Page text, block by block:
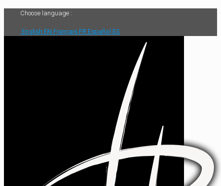
Choose language :
English EN Français FR Español ES